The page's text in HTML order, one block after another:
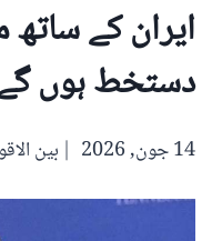
ایران کے ساتھ
دستخط ہوں
14 جون, 2026 بین